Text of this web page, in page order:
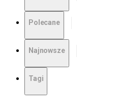
Polecane
Najnowsze
Tagi